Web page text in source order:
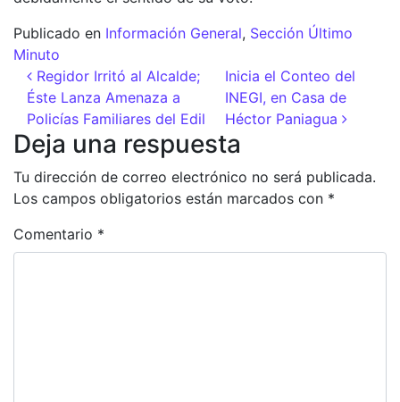
Publicado en Información General, Sección Último
Minuto
Navegación de entradas
Regidor Irritó al Alcalde;
Éste Lanza Amenaza a
Policías Familiares del Edil
Inicia el Conteo del
INEGI, en Casa de
Héctor Paniagua
Deja una respuesta
Tu dirección de correo electrónico no será publicada.
Los campos obligatorios están marcados con *
Comentario *